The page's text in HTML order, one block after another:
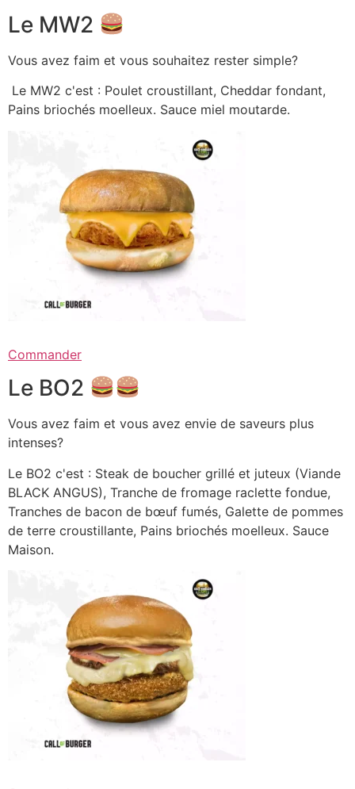
Le MW2
Vous avez faim et vous souhaitez rester simple?
Le MW2 c'est : Poulet croustillant, Cheddar fondant,
Pains briochés moelleux. Sauce miel moutarde.
Commander
Le BO2
Vous avez faim et vous avez envie de saveurs plus
intenses?
Le BO2 c'est : Steak de boucher grillé et juteux (Viande
BLACK ANGUS), Tranche de fromage raclette fondue,
Tranches de bacon de bœuf fumés, Galette de pommes
de terre croustillante, Pains briochés moelleux. Sauce
Maison.